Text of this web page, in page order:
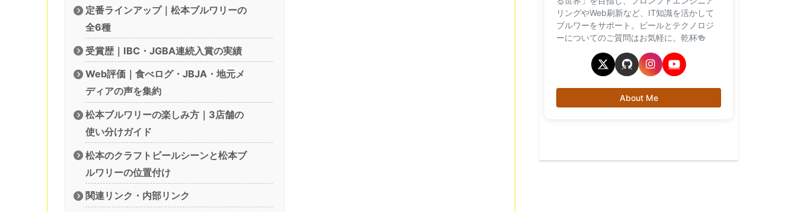
定番ラインアップ｜松本ブルワリーの
全6種
受賞歴｜IBC・JGBA連続入賞の実績
Web評価｜食べログ・JBJA・地元メ
ディアの声を集約
松本ブルワリーの楽しみ方｜3店舗の
使い分けガイド
松本のクラフトビールシーンと松本ブ
ルワリーの位置付け
関連リンク・内部リンク
リングやWeb刷新など、IT知識を活かして
ブルワーをサポート。ビールとテクノロジ
ーについてのご質問はお気軽に。乾杯🍻
About Me